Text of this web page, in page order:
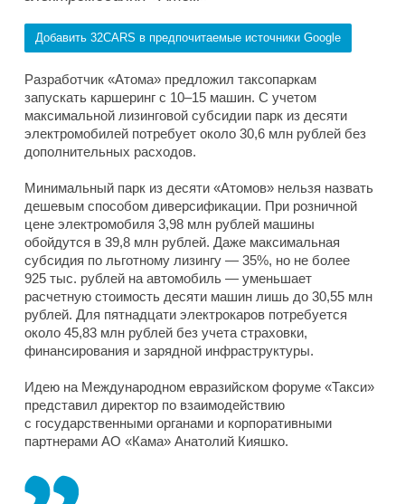
Добавить 32CARS в предпочитаемые источники Google
Разработчик «Атома» предложил таксопаркам
запускать каршеринг с 10–15 машин. С учетом
максимальной лизинговой субсидии парк из десяти
электромобилей потребует около 30,6 млн рублей без
дополнительных расходов.
Минимальный парк из десяти «Атомов» нельзя назвать
дешевым способом диверсификации. При розничной
цене электромобиля 3,98 млн рублей машины
обойдутся в 39,8 млн рублей. Даже максимальная
субсидия по льготному лизингу — 35%, но не более
925 тыс. рублей на автомобиль — уменьшает
расчетную стоимость десяти машин лишь до 30,55 млн
рублей. Для пятнадцати электрокаров потребуется
около 45,83 млн рублей без учета страховки,
финансирования и зарядной инфраструктуры.
Идею на Международном евразийском форуме «Такси»
представил директор по взаимодействию
с государственными органами и корпоративными
партнерами АО «Кама» Анатолий Кияшко.